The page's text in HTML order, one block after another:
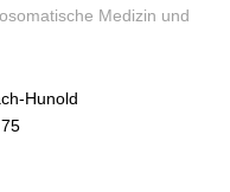
Medizin und
Hunold